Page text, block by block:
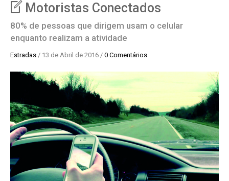
Motoristas Conectados
80% de pessoas que dirigem usam o celular
enquanto realizam a atividade
Estradas / 13 de Abril de 2016 / 0 Comentários